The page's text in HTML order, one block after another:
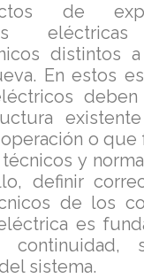
de
distintos
En estos
deben
o que
y
definir
de los
es
continuidad,
sistema.